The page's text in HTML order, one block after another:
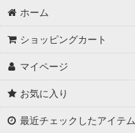
ホーム
ショッピングカート
マイページ
お気に入り
最近チェックしたアイテム